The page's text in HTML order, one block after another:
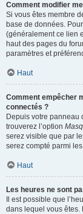
Comment modifier
Si vous êtes membre
base de données.
(généralement ce lien
haut des pages du
paramètres et
Haut
Comment empêcher
connectés ?
Depuis votre panneau
trouverez l’option
serez visible que par
serez compté parmi
Haut
Les heures ne sont
Il est possible que
dans lequel vous êtes.